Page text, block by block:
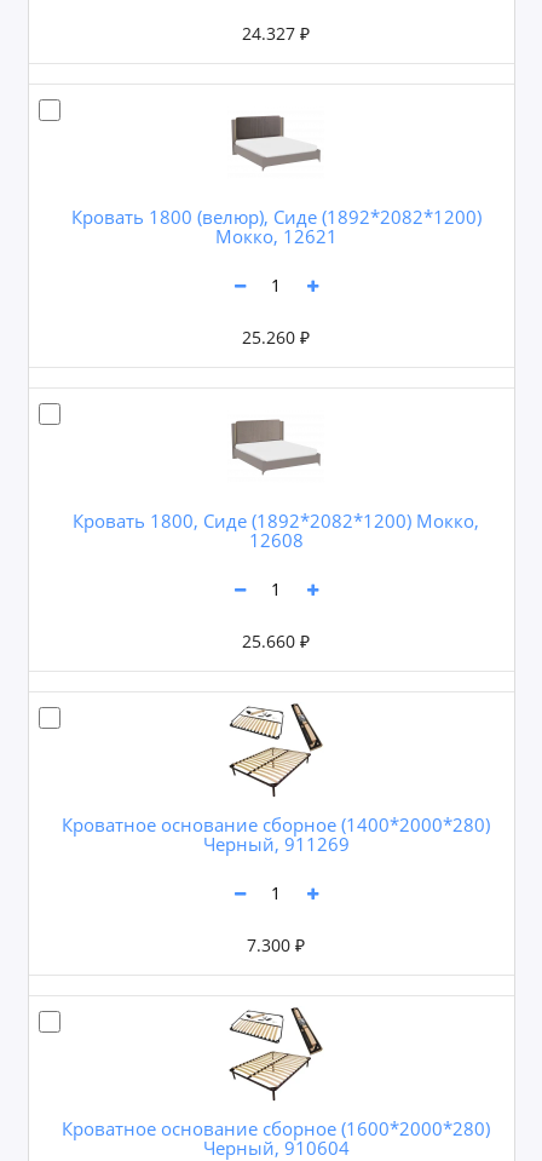
24.327 ₽
Кровать 1800 (велюр), Сиде (1892*2082*1200)
Мокко, 12621
25.260 ₽
Кровать 1800, Сиде (1892*2082*1200) Мокко,
12608
25.660 ₽
Кроватное основание сборное (1400*2000*280)
Черный, 911269
7.300 ₽
Кроватное основание сборное (1600*2000*280)
Черный, 910604